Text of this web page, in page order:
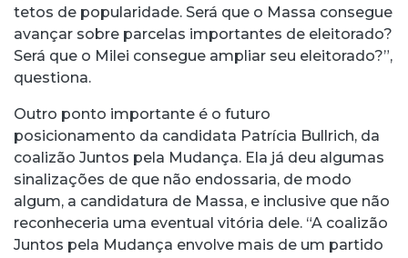
tetos de popularidade. Será que o Massa consegue
avançar sobre parcelas importantes de eleitorado?
Será que o Milei consegue ampliar seu eleitorado?”,
questiona.
Outro ponto importante é o futuro
posicionamento da candidata Patrícia Bullrich, da
coalizão Juntos pela Mudança. Ela já deu algumas
sinalizações de que não endossaria, de modo
algum, a candidatura de Massa, e inclusive que não
reconheceria uma eventual vitória dele. “A coalizão
Juntos pela Mudança envolve mais de um partido